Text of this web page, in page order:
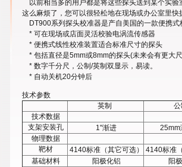
以前相当多的用户都是将这些探头送到某个实验
这么麻烦了，您可以很轻松地在现场或办公室里快
DT900系列探头校准器是产自美国的一款便携式
* 可在现场或店面灵活校验电涡流传感器
* 便携式线性校准装置适合标准尺寸的探头
* 包括直径是5mm或8mm的探头(未来会有更大
* 数字千分尺，公制/英制双显示，易读。
* 自动关机20分钟后
技术参数
英制
公
技术数据
支架安装孔
1"渐进
25mm
物理数据
靶材
4140标准（其它可选）
4140标准
基础材料
阳极化铝
阳